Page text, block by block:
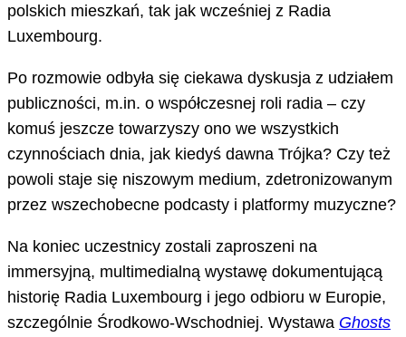
polskich mieszkań, tak jak wcześniej z Radia
Luxembourg.
Po rozmowie odbyła się ciekawa dyskusja z udziałem
publiczności, m.in. o współczesnej roli radia – czy
komuś jeszcze towarzyszy ono we wszystkich
czynnościach dnia, jak kiedyś dawna Trójka? Czy też
powoli staje się niszowym medium, zdetronizowanym
przez wszechobecne podcasty i platformy muzyczne?
Na koniec uczestnicy zostali zaproszeni na
immersyjną, multimedialną wystawę dokumentującą
historię Radia Luxembourg i jego odbioru w Europie,
szczególnie Środkowo-Wschodniej. Wystawa Ghosts